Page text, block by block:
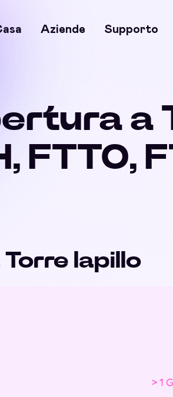
Aziende Supporto
a
FTTO,
Torre lapillo